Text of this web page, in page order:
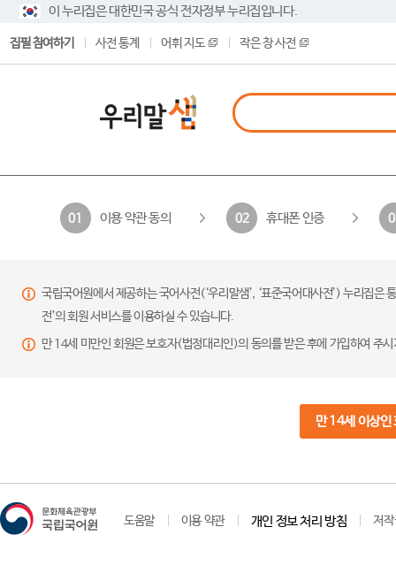
이 누리집은 대한민국 공식 전자정부 누리집입니다.
집필 참여하기 사전 통계 어휘 지도 작은 창 사전
01 이용 약관 동의 02 휴대폰 인증
국립국어원에서 제공하는 국어사전(‘우리말샘’, ‘표준국어대사전’) 누리집
전’의 회원 서비스를 이용하실 수 있습니다.
만 14세 미만인 회원은 보호자(법정대리인)의 동의를 받은 후에 가입하여 주
만 14세 이상인
도움말 이용 약관 개인 정보 처리 방침 저